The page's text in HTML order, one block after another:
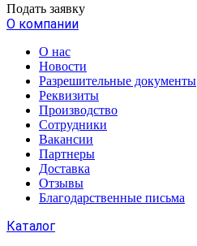
Подать заявку
О компании
О нас
Новости
Разрешительные документы
Реквизиты
Производство
Сотрудники
Вакансии
Партнеры
Доставка
Отзывы
Благодарственные письма
Каталог